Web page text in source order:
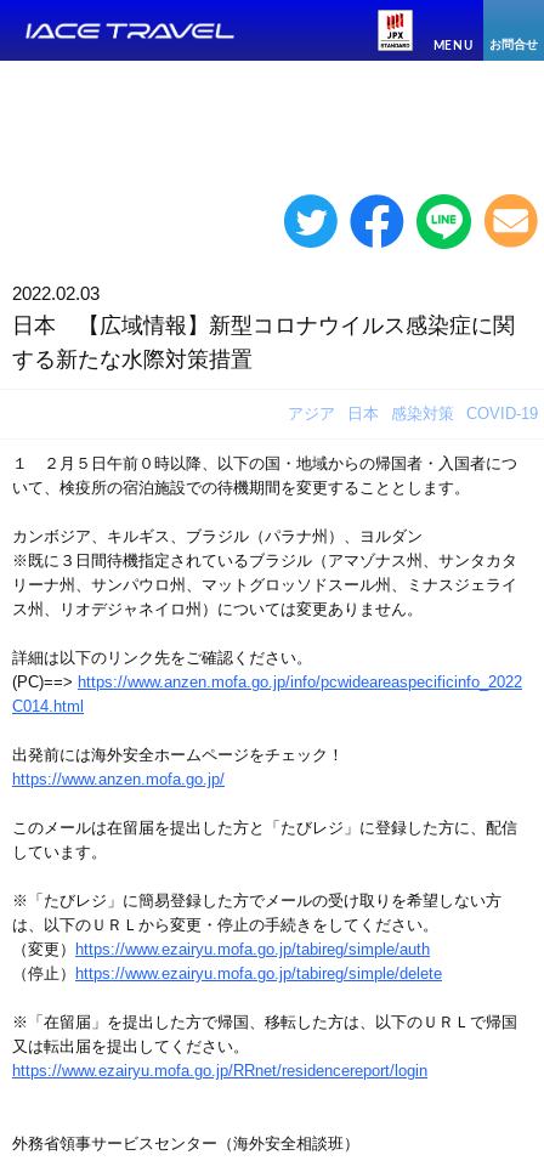
MENU お問合せ
2022.02.03
日本 【広域情報】新型コロナウイルス感染症に関
する新たな水際対策措置
アジア 日本 感染対策 COVID-19
１ ２月５日午前０時以降、以下の国・地域からの帰国者・入国者につ
いて、検疫所の宿泊施設での待機期間を変更することとします。
カンボジア、キルギス、ブラジル（パラナ州）、ヨルダン
※既に３日間待機指定されているブラジル（アマゾナス州、サンタカタ
リーナ州、サンパウロ州、マットグロッソドスール州、ミナスジェライ
ス州、リオデジャネイロ州）については変更ありません。
詳細は以下のリンク先をご確認ください。
(PC)==> https://www.anzen.mofa.go.jp/info/pcwideareaspecificinfo_2022
C014.html
出発前には海外安全ホームページをチェック！
https://www.anzen.mofa.go.jp/
このメールは在留届を提出した方と「たびレジ」に登録した方に、配信
しています。
※「たびレジ」に簡易登録した方でメールの受け取りを希望しない方
は、以下のＵＲＬから変更・停止の手続きをしてください。
（変更）
https://www.ezairyu.mofa.go.jp/tabireg/simple/auth
（停止）
https://www.ezairyu.mofa.go.jp/tabireg/simple/delete
※「在留届」を提出した方で帰国、移転した方は、以下のＵＲＬで帰国
又は転出届を提出してください。
https://www.ezairyu.mofa.go.jp/RRnet/residencereport/login
外務省領事サービスセンター（海外安全相談班）